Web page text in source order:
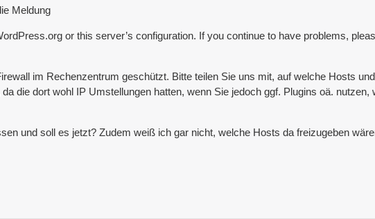
Meldung
or this server’s configuration. If you continue to have problems,
im Rechenzentrum geschützt. Bitte teilen Sie uns mit, auf welche Hosts
die dort wohl IP Umstellungen hatten, wenn Sie jedoch ggf. Plugins oä.
und soll es jetzt? Zudem weiß ich gar nicht, welche Hosts da freizugeben